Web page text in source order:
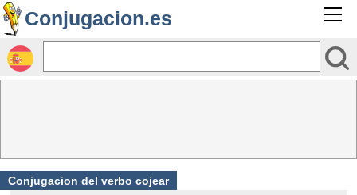
Conjugacion.es
Conjugacion del verbo cojear